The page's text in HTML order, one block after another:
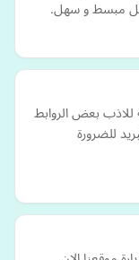
مبسط و سهل.
للاذب بعض الروابط
للضرورة